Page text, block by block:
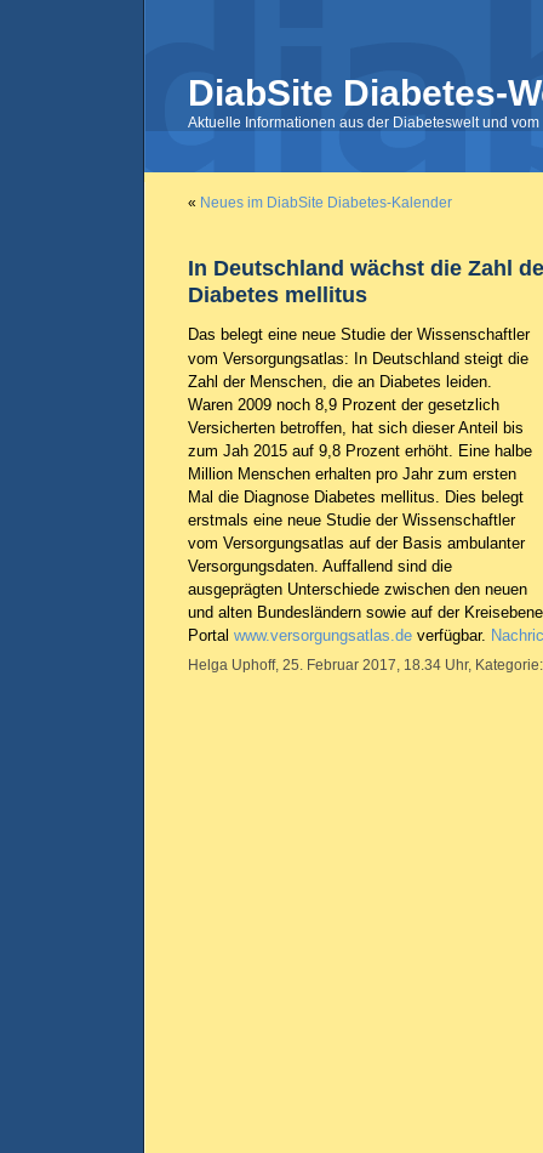
DiabSite Diabetes-
Aktuelle Informationen aus der Diabeteswelt und
« Neues im DiabSite Diabetes-Kalender
In Deutschland wächst die Zahl
Diabetes mellitus
Das belegt eine neue Studie der Wissenschaftler
vom Versorgungsatlas: In Deutschland steigt die
Zahl der Menschen, die an Diabetes leiden.
Waren 2009 noch 8,9 Prozent der gesetzlich
Versicherten betroffen, hat sich dieser Anteil bis
zum Jah 2015 auf 9,8 Prozent erhöht. Eine halbe
Million Menschen erhalten pro Jahr zum ersten
Mal die Diagnose Diabetes mellitus. Dies belegt
erstmals eine neue Studie der Wissenschaftler
vom Versorgungsatlas auf der Basis ambulanter
Versorgungsdaten. Auffallend sind die
ausgeprägten Unterschiede zwischen den neuen
und alten Bundesländern sowie auf der
Portal www.versorgungsatlas.de verfügbar.
Helga Uphoff, 25. Februar 2017, 18.34 Uhr,